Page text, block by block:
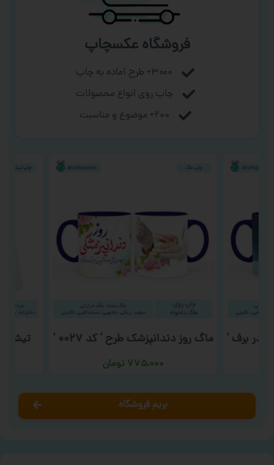
فروشگاه عکسچاپ
۳۰۰۰+ طرح آماده به چاپ
چاپ روی انواع محصولات
۲۰۰+ موضوع و مناسبت
در برف ‘ ماگ روز دندانپزشک طرح ‘ کد ۰۰۲۷ ‘
۷۷۵,۰۰۰ تومان
تیشرت
بریم فروشگاه